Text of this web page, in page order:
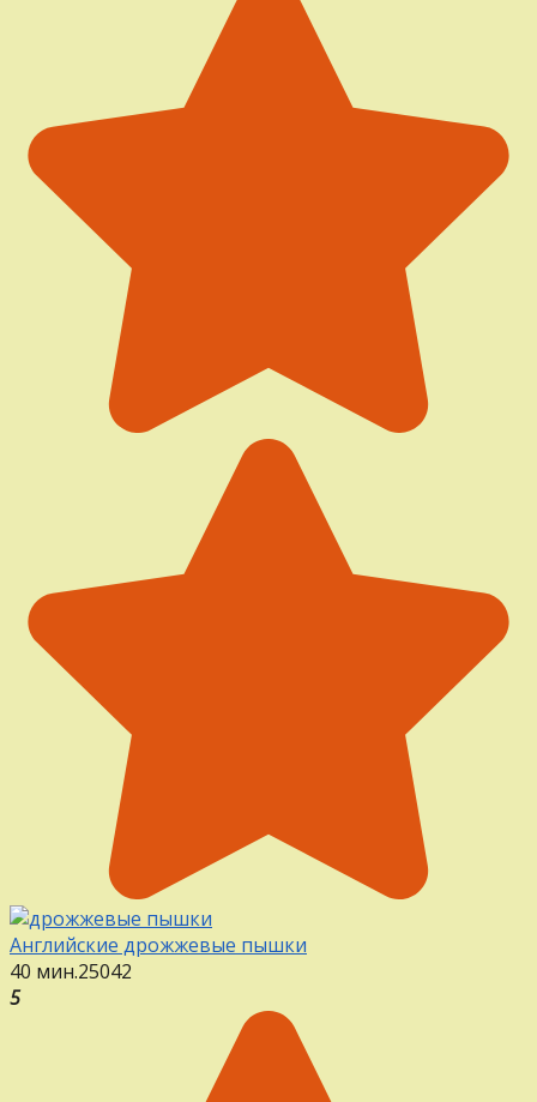
Английские дрожжевые пышки
40 мин.25042
5